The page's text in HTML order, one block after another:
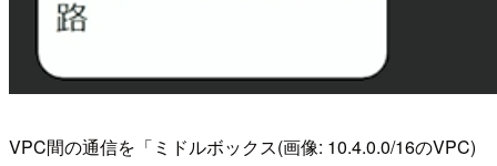
VPC間の通信を「ミドルボックス(画像: 10.4.0.0/16のVPC)